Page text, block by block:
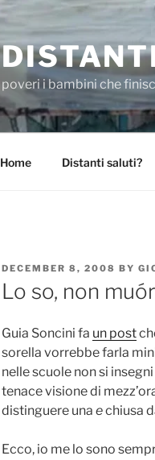
poveri i bambini che
Home Distanti saluti?
POSTED
ON
DECEMBER 8, 2008 BY
Lo so, non
Guia Soncini fa un post
sorella vorrebbe farla
nelle scuole non si
tenace visione di
distinguere una echiusa
Ecco, io me lo sono